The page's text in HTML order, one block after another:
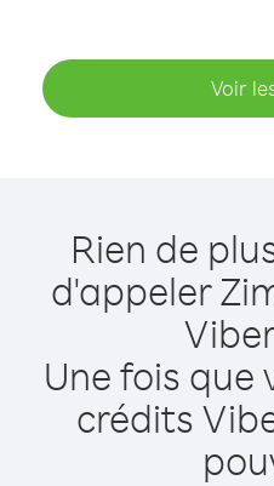
Voir
Rien de
d'appeler
Une fois que
crédits